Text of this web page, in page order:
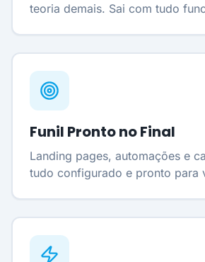
teoria demais. Sai com tudo
Funil Pronto no Final
Landing pages, automações e
tudo configurado e pronto para